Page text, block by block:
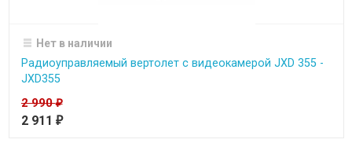
Нет в наличии
Радиоуправляемый вертолет с видеокамерой JXD 355 -
JXD355
2 990₽
2 911 ₽